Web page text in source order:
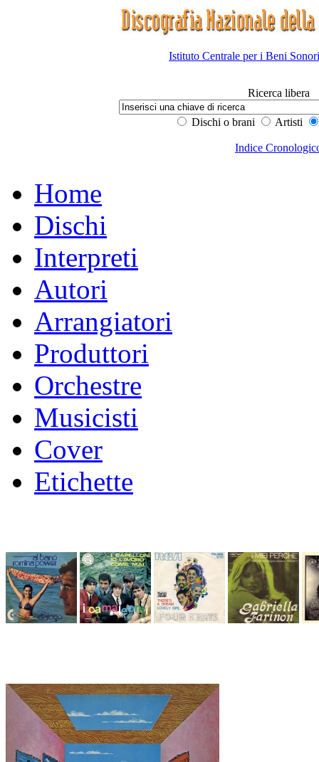
Istituto Centrale per i Beni
Ricerca libera
Dischi o brani Artisti
Indice
Home
Dischi
Interpreti
Autori
Arrangiatori
Produttori
Orchestre
Musicisti
Cover
Etichette